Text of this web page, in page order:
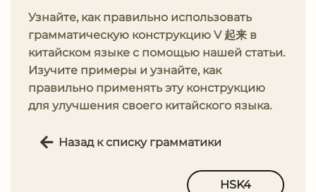
Узнайте, как правильно использовать
грамматическую конструкцию V 起来 в
китайском языке с помощью нашей статьи.
Изучите примеры и узнайте, как
правильно применять эту конструкцию
для улучшения своего китайского языка.
Назад к списку грамматики
HSK4